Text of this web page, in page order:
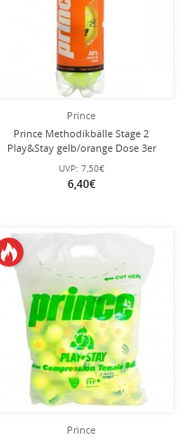
Prince
Prince Methodikbälle Stage 2
Play&Stay gelb/orange Dose 3er
UVP: 7,50€
6,40€
Prince